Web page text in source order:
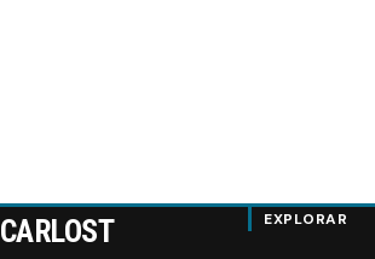
CARLOST EXPLORAR